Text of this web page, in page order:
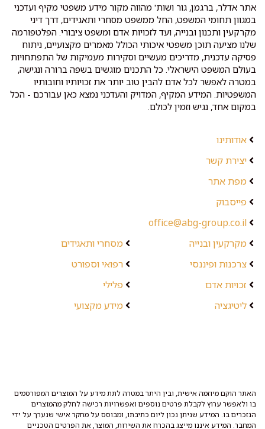
אתר אדלר, ברגמן, גור ושות' מהווה מקור מידע משפטי מקיף ועדכני
במגוון תחומי המשפט, החל ממשפט מסחרי ותאגידים, דרך דיני
מקרקעין ותכנון ובנייה, ועד לזכויות אדם ומשפט ציבורי. הפלטפורמה
שלנו מציעה תוכן משפטי איכותי הכולל מאמרים מקצועיים, ניתוח
פסיקה עדכנית, מדריכים מעשיים וסקירות מעמיקות של התפתחויות
בעולם המשפט הישראלי. כל התכנים מוגשים בשפה ברורה ונגישה,
במטרה לאפשר לכל אדם להבין טוב יותר את זכויותיו וחובותיו
המשפטיות. המידע המקיף, המדויק והעדכני נמצא כאן עבורכם - הכל
במקום אחד, נגיש וזמין לכולם.
אודותינו
יצירת קשר
מפת אתר
פייסבוק
office@abg-group.co.il
מקרקעין ובנייה
צרכנות ופיננסי
זכויות אדם
ליטיגציה
מסחרי ותאגידים
רפואי וספורט
פלילי
מידע מקצועי
האתר הוקם מיוזמה אישית, ובין היתר במטרה לתת מידע על המוצרים המפורסמים
בו ולאפשר ערוץ לקבלת פרטים נוספים ואפשרויות רכישה לחלק מהמוצרים
הנזכרים בו. המידע שניתן נכון ליום כתיבתו, ומבוסס על מחקר אישי שנערך על ידי
המחבר. המידע איננו מייצג בהכרח את השירות, המוצר, את הפרטים הטכניים